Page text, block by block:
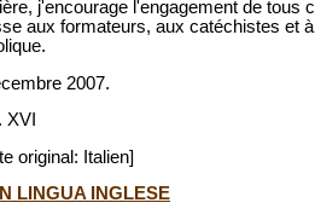
j'encourage l'engagement de
aux formateurs, aux catéchistes et
2007.
XVI
original: Italien]
LINGUA INGLESE